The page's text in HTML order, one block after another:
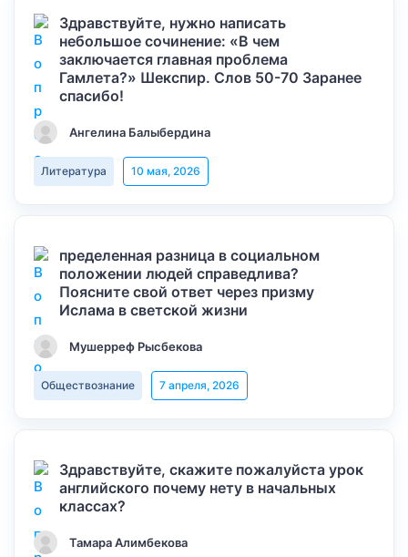
Здравствуйте, нужно написать
небольшое сочинение: «В чем
заключается главная проблема
Гамлета?» Шекспир. Слов 50-70 Заранее
спасибо!
Ангелина Балыбердина
Литература 10 мая, 2026
пределенная разница в социальном
положении людей справедлива?
Поясните свой ответ через призму
Ислама в светской жизни
Мушерреф Рысбекова
Обществознание 7 апреля, 2026
Здравствуйте, скажите пожалуйста урок
английского почему нету в начальных
классах?
Тамара Алимбекова